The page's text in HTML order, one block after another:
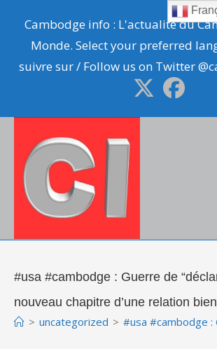
content
Cambodge info : L'actualité du
Monde. Select your preferred
suivre sur / Follow us on Twitter
#usa #cambodge : Guerre de
nouveau chapitre d’une relation
> uncategorized > #usa #cambodge :